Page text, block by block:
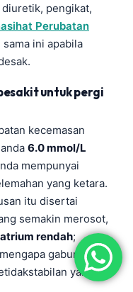
pengikat,
Perubatan
ini apabila
untuk pergi
kecemasan
6.0 mmol/L
mempunyai
yang ketara.
itu disertai
semakin merosot,
rendah;
gabungan
yang